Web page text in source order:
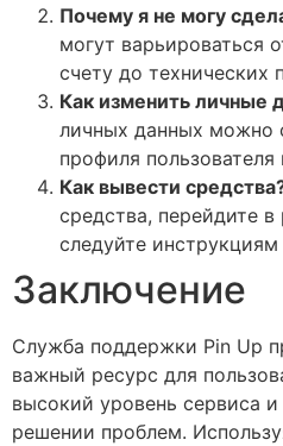
Почему я не могу
могут варьироваться
счету до технических
Как изменить личные
личных данных можно
профиля пользователя
Как вывести
средства, перейдите в
следуйте инструкциям
Заключение
Служба поддержки Pin Up
важный ресурс для
высокий уровень сервиса
решении проблем.